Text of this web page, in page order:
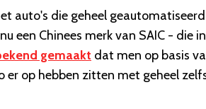
auto's die geheel
een Chinees merk van SAIC - die
gemaakt dat men op basis
er op hebben zitten met geheel